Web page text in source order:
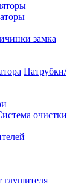
замка
Патрубки/
очистки
глушителя